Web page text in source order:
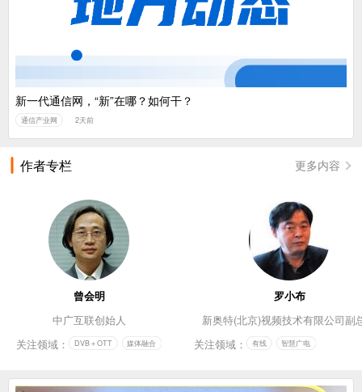
新一代通信网，“新”在哪？如何干？
通信产业网 2天前
作者专栏 更多内容
曾会明
中广互联创始人
关注领域：
DVB＋OTT 媒体融合
罗小布
新奥特(北京)视频技术有限公司副
关注领域：
有线 智慧广电